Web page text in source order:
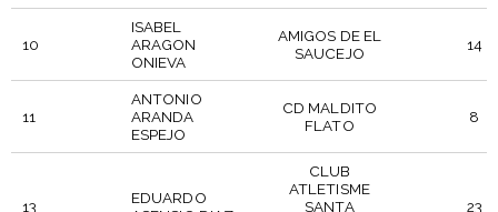
10
ISABEL
ARAGON
ONIEVA
AMIGOS DE EL
SAUCEJO
14
11
ANTONIO
ARANDA
ESPEJO
CD MALDITO
FLATO
8
13
EDUARDO
CLUB
ATLETISME
SANTA
23